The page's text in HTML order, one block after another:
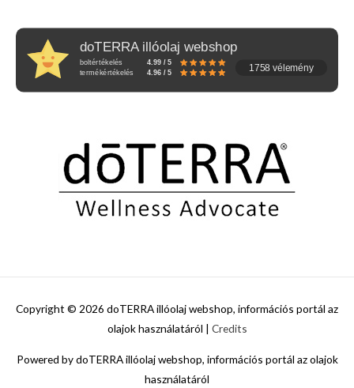
doTERRA illóolaj webshop
boltértékelés
4.99 / 5
termékértékelés
4.96 / 5 1758 vélemény
Copyright © 2026 doTERRA illóolaj webshop, információs portál az
olajok használatáról
Credits
Powered bydoTERRA illóolaj webshop, információs portál az olajok
használatáról